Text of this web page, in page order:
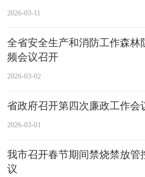
2026-03-11
全省安全生产和消防工作森林
频会议召开
2026-03-02
省政府召开第四次廉政工作会
2026-03-01
我市召开春节期间禁烧禁放管
议